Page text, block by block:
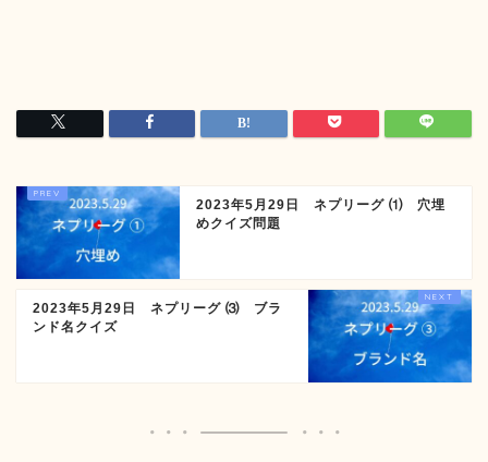
2023年5月29日 ネプリーグ ⑴ 穴埋
めクイズ問題
2023年5月29日 ネプリーグ ⑶ ブラ
ンド名クイズ